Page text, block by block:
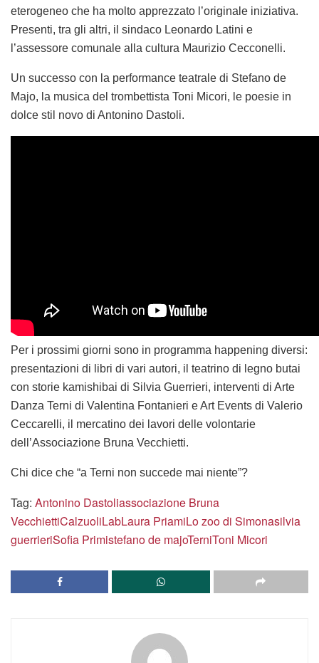
eterogeneo che ha molto apprezzato l’originale iniziativa.
Presenti, tra gli altri, il sindaco Leonardo Latini e
l’assessore comunale alla cultura Maurizio Cecconelli.
Un successo con la performance teatrale di Stefano de
Majo, la musica del trombettista Toni Micori, le poesie in
dolce stil novo di Antonino Dastoli.
Per i prossimi giorni sono in programma happening diversi:
presentazioni di libri di vari autori, il teatrino di legno butai
con storie kamishibai di Silvia Guerrieri, interventi di Arte
Danza Terni di Valentina Fontanieri e Art Events di Valerio
Ceccarelli, il mercatino dei lavori delle volontarie
dell’Associazione Bruna Vecchietti.
Chi dice che “a Terni non succede mai niente”?
Tag: Antonino Dastoliassociazione Bruna
VecchiettiCalzuoliLabLaura PriamiLo zoo di Simonasilvia
guerrieriSofia Primistefano de majoTerniToni Micori